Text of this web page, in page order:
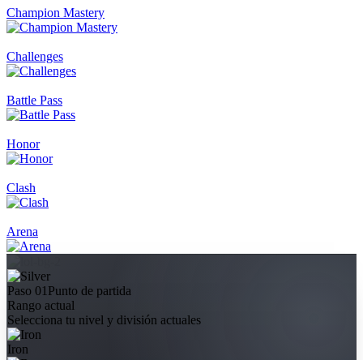
Champion Mastery
Challenges
Battle Pass
Honor
Clash
Arena
Paso 01 Punto de partida
Rango actual
Selecciona tu nivel y división actuales
Iron